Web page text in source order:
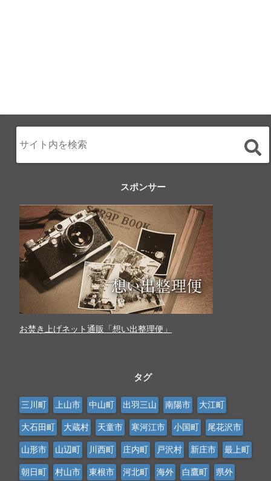
スポンサー
お焚き上げネット通販「想い出整理便」
タグ
三川町 上山市 中山町 出羽三山 南陽市 大江町
大石田町 大蔵村 天童市 寒河江市 小国町 尾花沢市
山形市 山辺町 川西町 庄内町 戸沢村 新庄市 最上町
朝日町 村山市 東根市 河北町 海外 白鷹町 県外